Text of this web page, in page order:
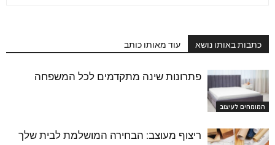
כתבות באותו נושא עוד מאותו כותב
המומחים לעיצוב
פתרונות שינה מתקדמים לכל המשפחה
ריצוף מעוצב: הבחירה המושלמת לבית שלך